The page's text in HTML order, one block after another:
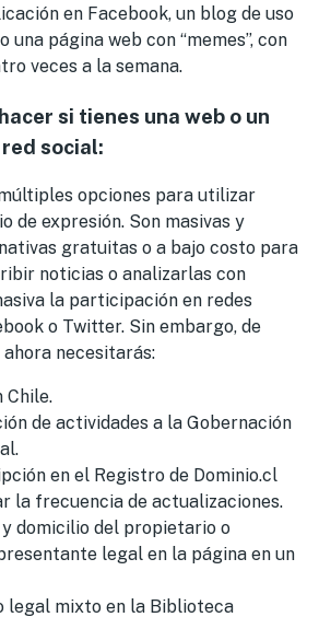
en Facebook, un blog de uso
una página web con “memes”, con
veces a la semana.
si tienes una web o un
social:
opciones para utilizar
de expresión. Son masivas y
gratuitas o a bajo costo para
noticias o analizarlas con
la participación en redes
o Twitter. Sin embargo, de
necesitarás:
Chile.
de actividades a la Gobernación
en el Registro de Dominio.cl
la frecuencia de actualizaciones.
domicilio del propietario o
legal en la página en un
legal mixto en la Biblioteca